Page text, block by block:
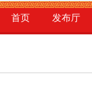
首页 发布厅